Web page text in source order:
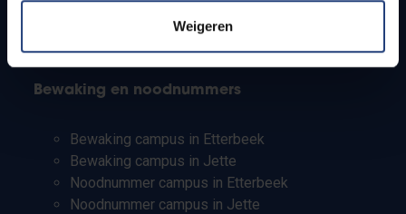
Weigeren
Bewaking en noodnummers
Bewaking campus in Etterbeek
Bewaking campus in Jette
Noodnummer campus in Etterbeek
Noodnummer campus in Jette